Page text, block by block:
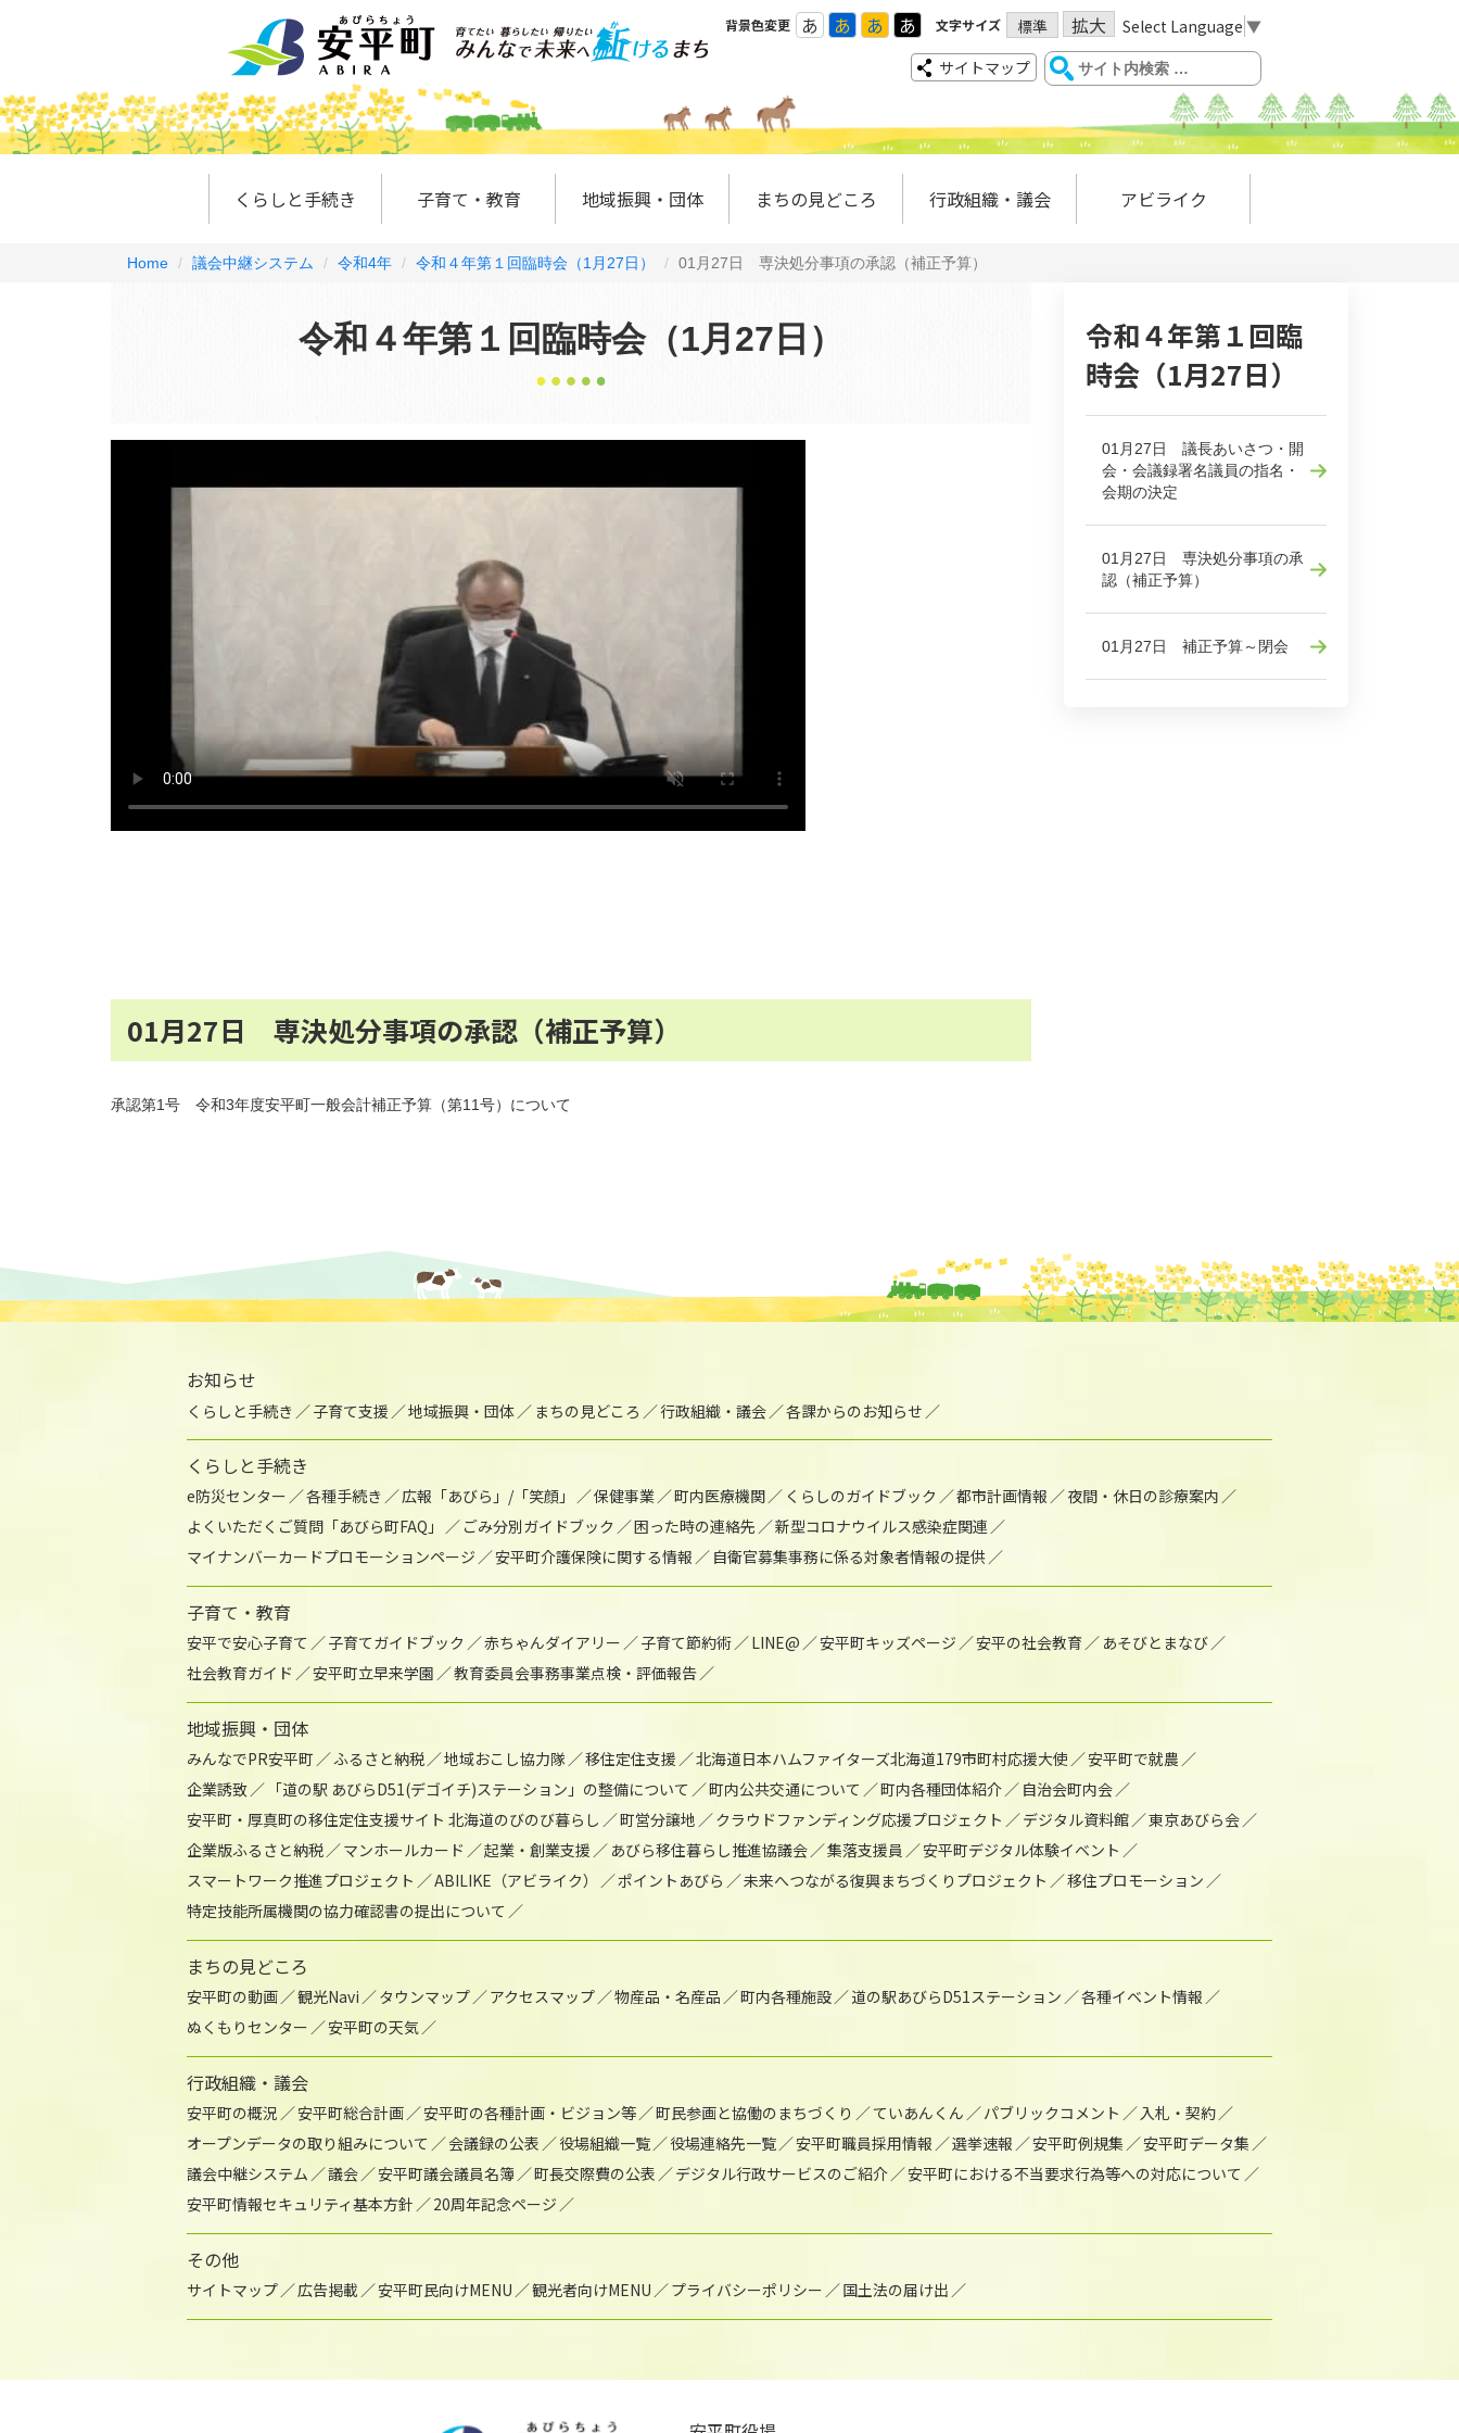
背景色変更 あ あ あ あ 文字サイズ 標準 拡大 Select Language ▼
サイトマップ
くらしと手続き 子育て・教育 地域振興・団体 まちの見どころ 行政組織・議会 アビライク
Home 議会中継システム 令和4年 令和４年第１回臨時会（1月27日） 01月27日 専決処分事項の承認（補正予算）
令和４年第１回臨時会（1月27日）
01月27日 専決処分事項の承認（補正予算）
承認第1号 令和3年度安平町一般会計補正予算（第11号）について
令和４年第１回臨
時会（1月27日）
01月27日 議長あいさつ・開
会・会議録署名議員の指名・
会期の決定
01月27日 専決処分事項の承
認（補正予算）
01月27日 補正予算～閉会
お知らせ
くらしと手続き 子育て支援 地域振興・団体 まちの見どころ 行政組織・議会 各課からのお知らせ
くらしと手続き
e防災センター 各種手続き 広報「あびら」/「笑顔」 保健事業 町内医療機関 くらしのガイドブック 都市計画情報
夜間・休日の診療案内
よくいただくご質問「あびら町FAQ」
ごみ分別ガイドブック 困った時の連絡先
新型コロナウイルス感染症関連
マイナンバーカードプロモーションページ
安平町介護保険に関する情報 自衛官募集事務に係る対象者情報の提供
子育て・教育
安平で安心子育て 子育てガイドブック 赤ちゃんダイアリー 子育て節約術 LINE@ 安平町キッズページ 安平の社会教育
あそびとまなび
社会教育ガイド
安平町立早来学園 教育委員会事務事業点検・評価報告
地域振興・団体
みんなでPR安平町 ふるさと納税 地域おこし協力隊 移住定住支援 北海道日本ハムファイターズ北海道179市町村応援大使
安平町で就農
企業誘致
「道の駅 あびらD51(デゴイチ)ステーション」の整備について 町内公共交通について 町内各種団体紹介
自治会町内会
安平町・厚真町の移住定住支援サイト 北海道のびのび暮らし
町営分譲地 クラウドファンディング応援プロジェクト デジタル資料館
東京あびら会
企業版ふるさと納税
マンホールカード 起業・創業支援 あびら移住暮らし推進協議会 集落支援員
安平町デジタル体験イベント
スマートワーク推進プロジェクト
ABILIKE（アビライク） ポイントあびら 未来へつながる復興まちづくりプロジェクト
移住プロモーション
特定技能所属機関の協力確認書の提出について
まちの見どころ
安平町の動画 観光Navi タウンマップ アクセスマップ 物産品・名産品 町内各種施設 道の駅あびらD51ステーション
各種イベント情報
ぬくもりセンター
安平町の天気
行政組織・議会
安平町の概況 安平町総合計画 安平町の各種計画・ビジョン等 町民参画と協働のまちづくり ていあんくん パブリックコメント
入札・契約
オープンデータの取り組みについて
会議録の公表 役場組織一覧 役場連絡先一覧 安平町職員採用情報 選挙速報 安平町例規集
安平町データ集
議会中継システム
議会 安平町議会議員名簿 町長交際費の公表 デジタル行政サービスのご紹介
安平町における不当要求行為等への対応について
安平町情報セキュリティ基本方針
20周年記念ページ
その他
サイトマップ 広告掲載 安平町民向けMENU 観光者向けMENU プライバシーポリシー 国土法の届け出